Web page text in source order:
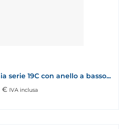
serie 19C con anello a basso...
€ IVA inclusa